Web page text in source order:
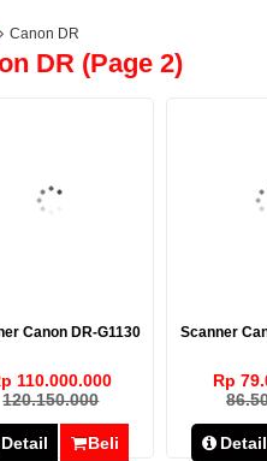
Canon DR
DR (page 2)
Canon DR-G1130
110.000.000
120.150.000
Detail Beli
Scanner
Rp
Detail